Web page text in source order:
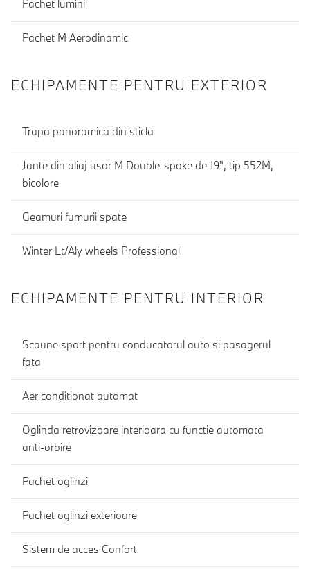
Pachet lumini
Pachet M Aerodinamic
ECHIPAMENTE PENTRU EXTERIOR
Trapa panoramica din sticla
Jante din aliaj usor M Double-spoke de 19", tip 552M,
bicolore
Geamuri fumurii spate
Winter Lt/Aly wheels Professional
ECHIPAMENTE PENTRU INTERIOR
Scaune sport pentru conducatorul auto si pasagerul
fata
Aer conditionat automat
Oglinda retrovizoare interioara cu functie automata
anti-orbire
Pachet oglinzi
Pachet oglinzi exterioare
Sistem de acces Confort